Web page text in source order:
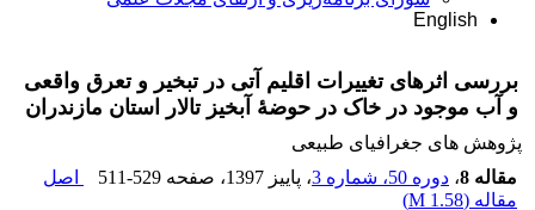
English
بررسی اثرهای تغییرات اقلیم آتی در تبخیر و تعرق واقعی
و آب موجود در خاک در حوضۀ آبخیز تالار استان مازندران
پژوهش های جغرافیای طبیعی
مقاله 8
، دوره 50، شماره 3 ، پاییز 1397 ، صفحه 511-529
اصل
مقاله (1.58 M
)